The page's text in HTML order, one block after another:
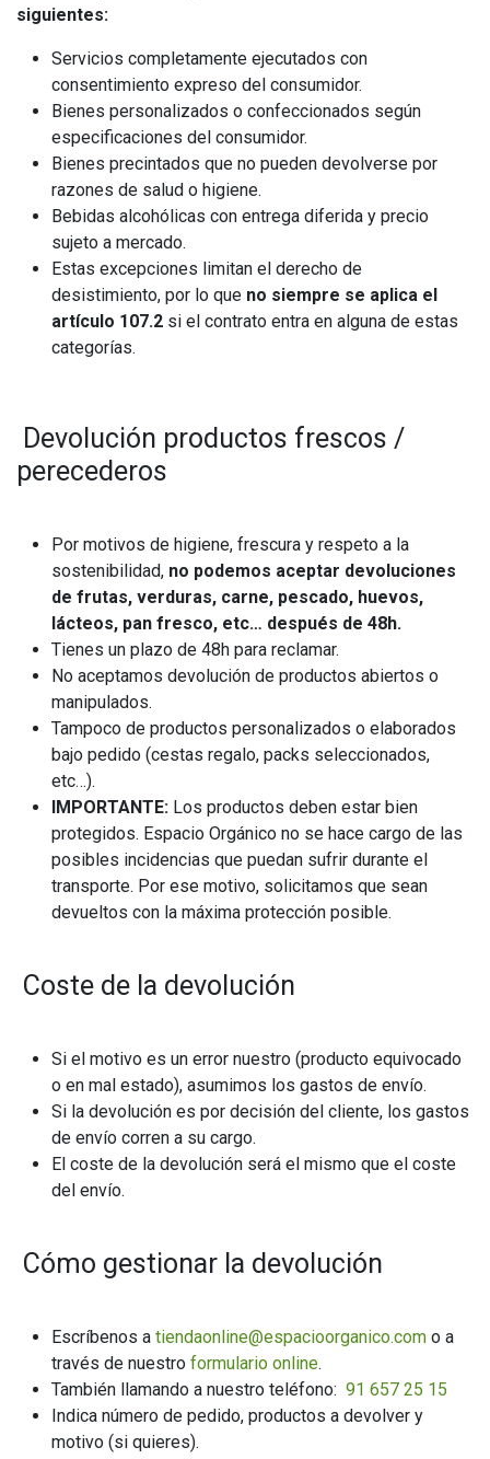
siguientes:
Servicios completamente ejecutados con
consentimiento expreso del consumidor.
Bienes personalizados o confeccionados según
especificaciones del consumidor.
Bienes precintados que no pueden devolverse por
razones de salud o higiene.
Bebidas alcohólicas con entrega diferida y precio
sujeto a mercado.
Estas excepciones limitan el derecho de
desistimiento, por lo que no siempre se aplica el
artículo 107.2 si el contrato entra en alguna de estas
categorías.
Devolución productos frescos /
perecederos
Por motivos de higiene, frescura y respeto a la
sostenibilidad, no podemos aceptar devoluciones
de frutas, verduras, carne, pescado, huevos,
lácteos, pan fresco, etc… después de 48h.
Tienes un plazo de 48h para reclamar.
No aceptamos devolución de productos abiertos o
manipulados.
Tampoco de productos personalizados o elaborados
bajo pedido (cestas regalo, packs seleccionados,
etc…).
IMPORTANTE: Los productos deben estar bien
protegidos. Espacio Orgánico no se hace cargo de las
posibles incidencias que puedan sufrir durante el
transporte. Por ese motivo, solicitamos que sean
devueltos con la máxima protección posible.
Coste de la devolución
Si el motivo es un error nuestro (producto equivocado
o en mal estado), asumimos los gastos de envío.
Si la devolución es por decisión del cliente, los gastos
de envío corren a su cargo.
El coste de la devolución será el mismo que el coste
del envío.
Cómo gestionar la devolución
Escríbenos a tiendaonline@espacioorganico.com o a
través de nuestro formulario online.
También llamando a nuestro teléfono: 91 657 25 15
Indica número de pedido, productos a devolver y
motivo (si quieres).